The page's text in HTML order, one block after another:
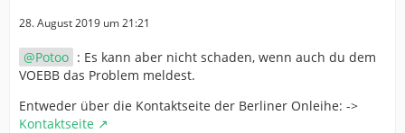
28. August 2019 um 21:21
Potoo : Es kann aber nicht schaden, wenn auch du dem
VOEBB das Problem meldest.
Entweder über die Kontaktseite der Berliner Onleihe: ->
Kontaktseite